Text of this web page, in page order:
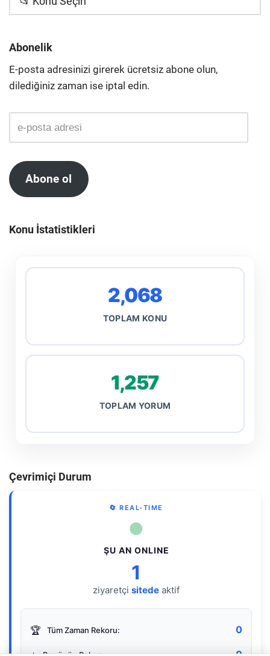
Abonelik
E-posta adresinizi girerek ücretsiz abone olun,
dilediğiniz zaman ise iptal edin.
Abone ol
Konu İstatistikleri
2,068
TOPLAM KONU
1,257
TOPLAM YORUM
Çevrimiçi Durum
🔄 REAL-TIME
●
ŞU AN ONLINE
1
ziyaretçi sitede aktif
🏆 Tüm Zaman Rekoru: 0